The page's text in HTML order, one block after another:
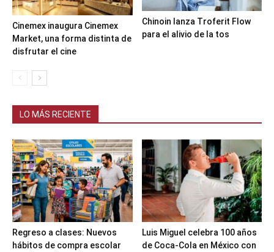
Cinemex inaugura Cinemex
Market, una forma distinta de
disfrutar el cine
Chinoin lanza Troferit Flow
para el alivio de la tos
LO MÁS RECIENTE
Regreso a clases: Nuevos
hábitos de compra escolar
Luis Miguel celebra 100 años
de Coca-Cola en México con